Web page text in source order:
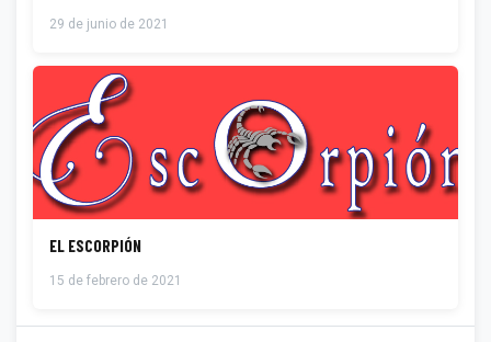
29 de junio de 2021
EL ESCORPIÓN
15 de febrero de 2021